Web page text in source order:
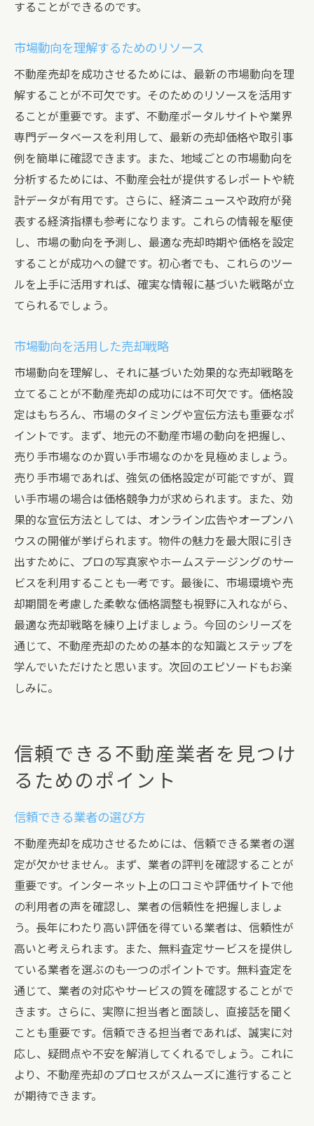
することができるのです。
市場動向を理解するためのリソース
不動産売却を成功させるためには、最新の市場動向を理
解することが不可欠です。そのためのリソースを活用す
ることが重要です。まず、不動産ポータルサイトや業界
専門データベースを利用して、最新の売却価格や取引事
例を簡単に確認できます。また、地域ごとの市場動向を
分析するためには、不動産会社が提供するレポートや統
計データが有用です。さらに、経済ニュースや政府が発
表する経済指標も参考になります。これらの情報を駆使
し、市場の動向を予測し、最適な売却時期や価格を設定
することが成功への鍵です。初心者でも、これらのツー
ルを上手に活用すれば、確実な情報に基づいた戦略が立
てられるでしょう。
市場動向を活用した売却戦略
市場動向を理解し、それに基づいた効果的な売却戦略を
立てることが不動産売却の成功には不可欠です。価格設
定はもちろん、市場のタイミングや宣伝方法も重要なポ
イントです。まず、地元の不動産市場の動向を把握し、
売り手市場なのか買い手市場なのかを見極めましょう。
売り手市場であれば、強気の価格設定が可能ですが、買
い手市場の場合は価格競争力が求められます。また、効
果的な宣伝方法としては、オンライン広告やオープンハ
ウスの開催が挙げられます。物件の魅力を最大限に引き
出すために、プロの写真家やホームステージングのサー
ビスを利用することも一考です。最後に、市場環境や売
却期間を考慮した柔軟な価格調整も視野に入れながら、
最適な売却戦略を練り上げましょう。今回のシリーズを
通じて、不動産売却のための基本的な知識とステップを
学んでいただけたと思います。次回のエピソードもお楽
しみに。
信頼できる不動産業者を見つけ
るためのポイント
信頼できる業者の選び方
不動産売却を成功させるためには、信頼できる業者の選
定が欠かせません。まず、業者の評判を確認することが
重要です。インターネット上の口コミや評価サイトで他
の利用者の声を確認し、業者の信頼性を把握しましょ
う。長年にわたり高い評価を得ている業者は、信頼性が
高いと考えられます。また、無料査定サービスを提供し
ている業者を選ぶのも一つのポイントです。無料査定を
通じて、業者の対応やサービスの質を確認することがで
きます。さらに、実際に担当者と面談し、直接話を聞く
ことも重要です。信頼できる担当者であれば、誠実に対
応し、疑問点や不安を解消してくれるでしょう。これに
より、不動産売却のプロセスがスムーズに進行すること
が期待できます。